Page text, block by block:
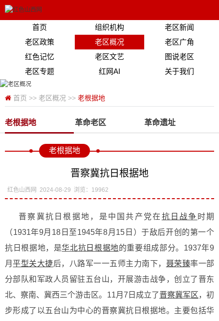
首页 组织机构
老区新闻
老区政策
老区概况
老区广角
红色记忆
老区文艺
图说老区
老区专题
红网AI 关于我们
首页 >> 老区概况 >> 老根据地
老根据地 革命老区 革命遗址
老根据地
晋察冀抗日根据地
红色山西网 2024-08-29 浏览：19962
晋察冀抗日根据地，是中国共产党在 抗日战争 时期
（1931年9月18日至1945年8月15日）于敌后开创的第一个
抗日根据地，是华北抗日根据地的重要组成部分。1937年9
月平型关大捷后，八路军一一五师主力南下， 聂荣臻率一部
分部队和军政人员留驻五台山，开展游击战争，创立了晋东
北、察南、冀西三个游击区。11月7日成立了晋察冀军区，初
步形成了以五台山为中心的晋察冀抗日根据地。主要包括华